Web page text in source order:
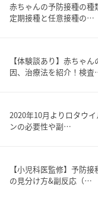
赤ちゃんの予防接種の種
定期接種と任意接種の…
【体験談あり】赤ちゃ
因、治療法を紹介！検
2020年10月よりロタウ
ンの必要性や副…
【小児科医監修】予防
の見分け方&副反応（…